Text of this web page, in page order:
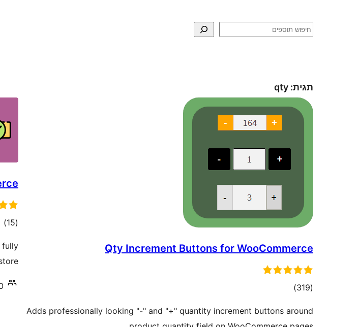
חיפוש
תגית: qty
Qty Increment Buttons for WooCommerce
(319 דרוגים)
Adds professionally looking "-" and "+" quantity increment buttons around
(15
)
fully